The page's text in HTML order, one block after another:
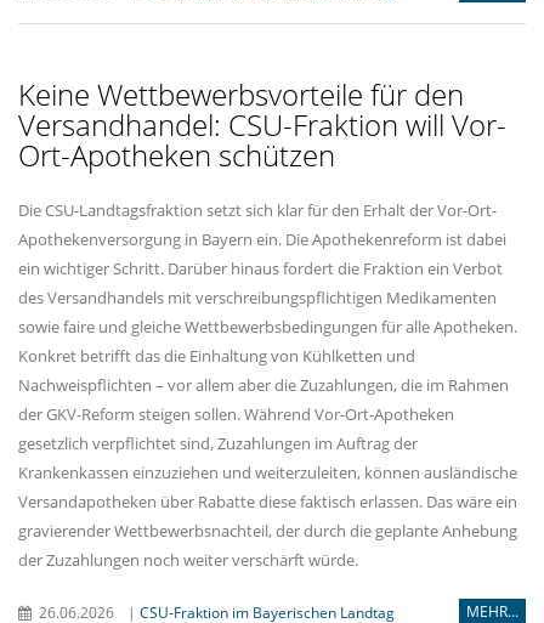
Keine Wettbewerbsvorteile für den
Versandhandel: CSU-Fraktion will Vor-
Ort-Apotheken schützen
Die CSU-Landtagsfraktion setzt sich klar für den Erhalt der Vor-Ort-
Apothekenversorgung in Bayern ein. Die Apothekenreform ist dabei
ein wichtiger Schritt. Darüber hinaus fordert die Fraktion ein Verbot
des Versandhandels mit verschreibungspflichtigen Medikamenten
sowie faire und gleiche Wettbewerbsbedingungen für alle Apotheken.
Konkret betrifft das die Einhaltung von Kühlketten und
Nachweispflichten – vor allem aber die Zuzahlungen, die im Rahmen
der GKV-Reform steigen sollen. Während Vor-Ort-Apotheken
gesetzlich verpflichtet sind, Zuzahlungen im Auftrag der
Krankenkassen einzuziehen und weiterzuleiten, können ausländische
Versandapotheken über Rabatte diese faktisch erlassen. Das wäre ein
gravierender Wettbewerbsnachteil, der durch die geplante Anhebung
der Zuzahlungen noch weiter verschärft würde.
26.06.2026 | CSU-Fraktion im Bayerischen Landtag MEHR...